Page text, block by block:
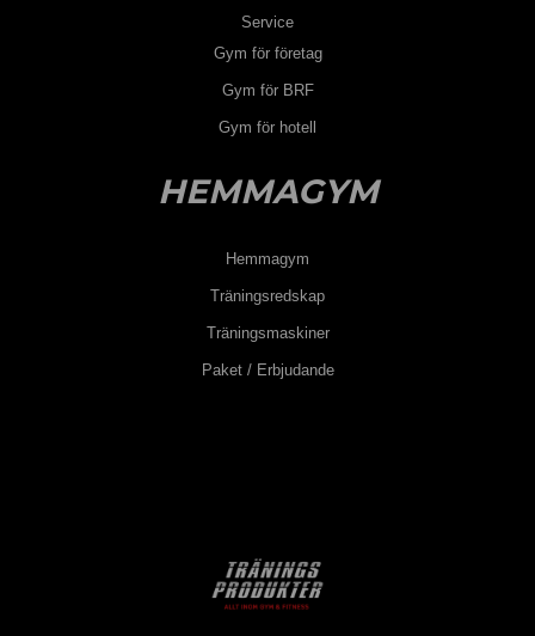
Service
Gym för företag
Gym för BRF
Gym för hotell
HEMMAGYM
Hemmagym
Träningsredskap
Träningsmaskiner
Paket / Erbjudande